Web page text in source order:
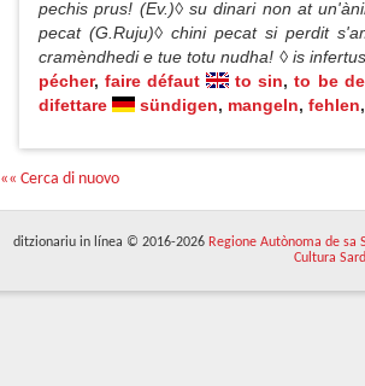
pechis prus! (Ev.)◊ su dinari non at
pecat (G.Ruju)◊ chini pecat si perdit
cramèndhedi e tue totu nudha! ◊ is
pécher, faire défaut to sin, to be
difettare
sündigen, mangeln, fehlen,
«« Cerca di nuovo
ditzionariu in línea © 2016-2026 Regione Autònoma de sa
Cultura